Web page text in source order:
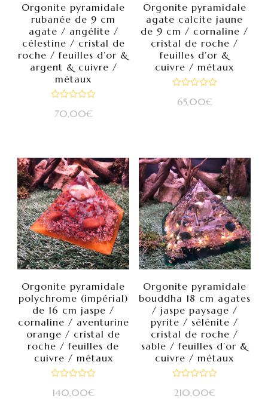
Orgonite pyramidale
rubanée de 9 cm
agate / angélite /
célestine / cristal de
roche / feuilles d’or &
argent & cuivre /
métaux
70,00€
Orgonite pyramidale
agate calcite jaune
de 9 cm / cornaline /
cristal de roche /
feuilles d’or &
cuivre / métaux
65,00€
Orgonite pyramidale
polychrome (impérial)
de 16 cm jaspe /
cornaline / aventurine
orange / cristal de
roche / feuilles de
cuivre / métaux
140,00€
Orgonite pyramidale
bouddha 18 cm agates
/ jaspe paysage /
pyrite / sélénite /
cristal de roche /
sable / feuilles d’or &
cuivre / métaux
0210,00€